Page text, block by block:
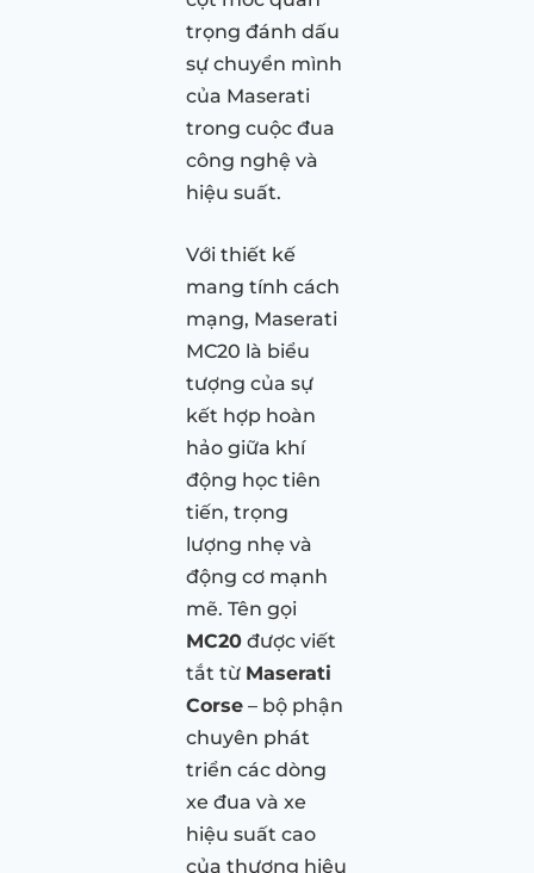
trọng đánh dấu
sự chuyển mình
của Maserati
trong cuộc đua
công nghệ và
hiệu suất.
Với thiết kế
mang tính cách
mạng, Maserati
MC20 là biểu
tượng của sự
kết hợp hoàn
hảo giữa khí
động học tiên
tiến, trọng
lượng nhẹ và
động cơ mạnh
mẽ. Tên gọi
MC20 được viết
tắt từ Maserati
Corse – bộ phận
chuyên phát
triển các dòng
xe đua và xe
hiệu suất cao
của thương hiệu